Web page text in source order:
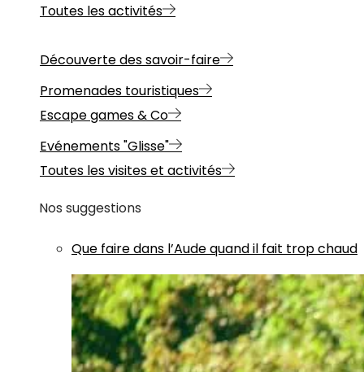
Toutes les activités
Découverte des savoir-faire
Promenades touristiques
Escape games & Co
Evénements "Glisse"
Toutes les visites et activités
Nos suggestions
Que faire dans l’Aude quand il fait trop chaud